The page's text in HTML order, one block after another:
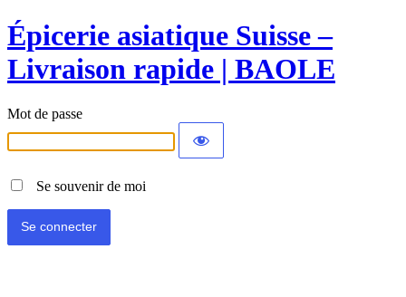
Épicerie asiatique Suisse –
Livraison rapide | BAOLE
Mot de passe
Se souvenir de moi